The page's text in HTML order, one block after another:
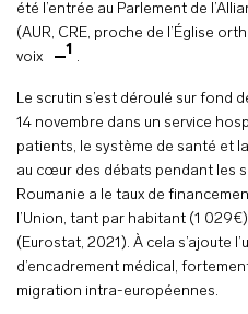
été l’entrée au Parlement de
(AUR, CRE, proche de l’Église
voix
1 .
Le scrutin s’est déroulé sur fond
14 novembre dans un service
patients, le système de santé et
au cœur des débats pendant les
Roumanie a le taux de
l’Union, tant par habitant (1
(Eurostat, 2021). À cela s’ajoute
d’encadrement médical,
migration intra-européennes.